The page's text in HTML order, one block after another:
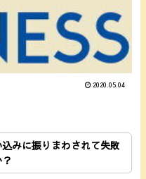
2020.05.04
みに振りまわされて失敗